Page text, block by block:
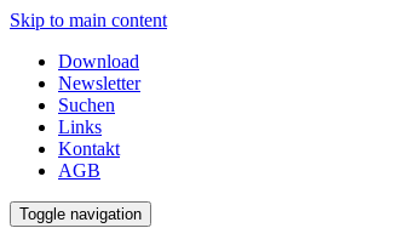
Skip to main content
Download
Newsletter
Suchen
Links
Kontakt
AGB
Toggle navigation